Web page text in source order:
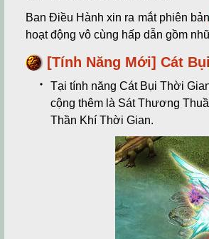
Ban Điều Hành xin ra mắt phiên bản
hoạt động vô cùng hấp dẫn gồm
[Tính Năng Mới] Cát
Tại tính năng Cát Bụi Thời
cộng thêm là Sát Thương
Thần Khí Thời Gian.